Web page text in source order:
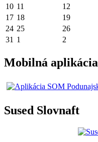
10 11 12
17 18 19
24 25 26
31 1 2
Mobilná aplikácia
Sused Slovnaft